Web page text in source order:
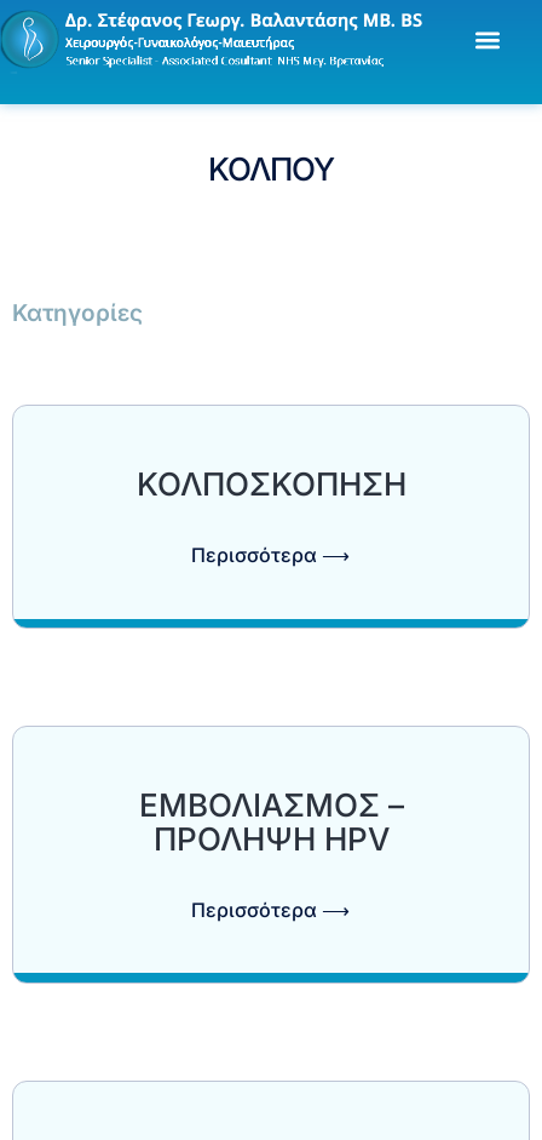
ΚΟΛΠΟΥ
Κατηγορίες
ΚΟΛΠΟΣΚΟΠΗΣΗ
Περισσότερα ⟶
ΕΜΒΟΛΙΑΣΜΟΣ –
ΠΡΟΛΗΨΗ HPV
Περισσότερα ⟶